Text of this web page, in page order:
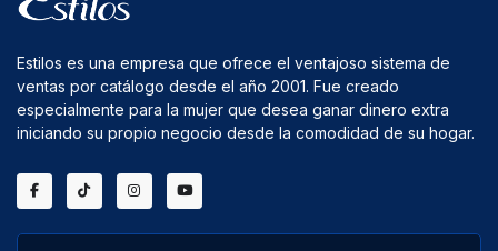
Estilos es una empresa que ofrece el ventajoso sistema de
ventas por catálogo desde el año 2001. Fue creado
especialmente para la mujer que desea ganar dinero extra
iniciando su propio negocio desde la comodidad de su hogar.